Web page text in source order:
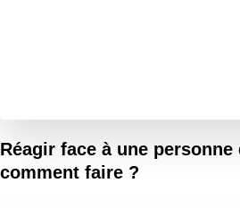
Réagir face à une
comment faire ?